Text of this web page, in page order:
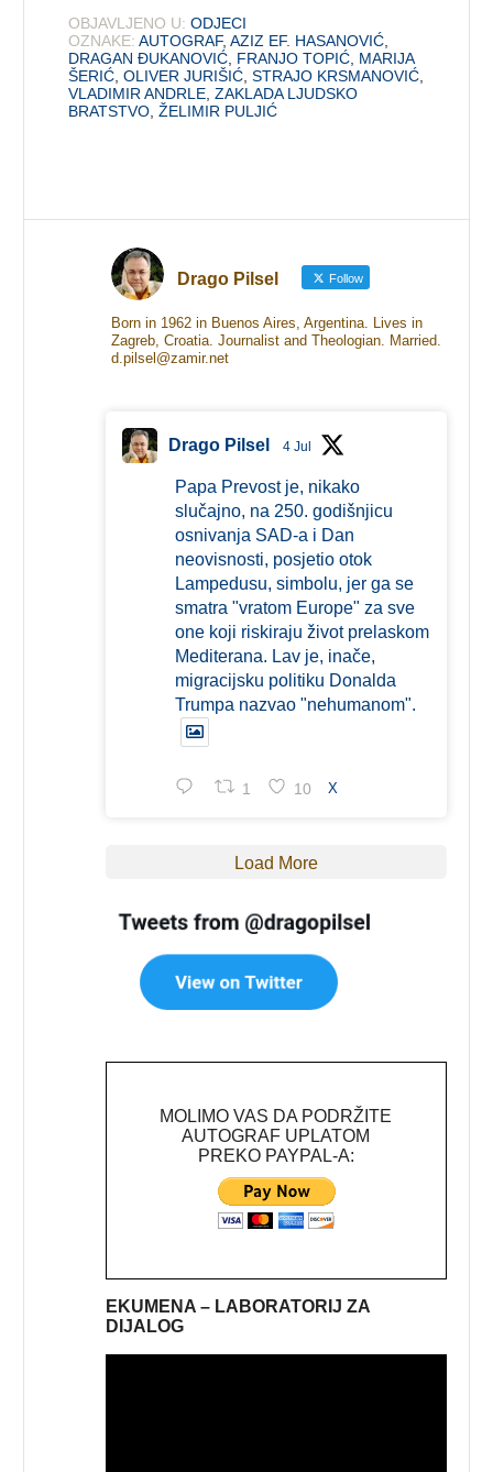
OBJAVLJENO U: ODJECI
OZNAKE: AUTOGRAF,AZIZ EF. HASANOVIĆ
DRAGAN ĐUKANOVIĆ FRANJO TOPIĆ MARIJA
ŠERIĆ ,OLIVER JURIŠIĆ ,STRAJO KRSMANOVIĆ
VLADIMIR ANDRLE ,ZAKLADA LJUDSKO
BRATSTVO ,ŽELIMIR PULJIĆ
Drago Pilsel Follow
Born in 1962 in Buenos Aires, Argentina. Lives in
Zagreb, Croatia. Journalist and Theologian. Married.
d.pilsel@zamir.net
Drago Pilsel 4 Jul
Papa Prevost je, nikako
slučajno, na 250. godišnjicu
osnivanja SAD-a i Dan
neovisnosti, posjetio otok
Lampedusu, simbolu, jer ga se
smatra "vratom Europe" za sve
one koji riskiraju život prelaskom
Mediterana. Lav je, inače,
migracijsku politiku Donalda
Trumpa nazvao "nehumanom".
1 10 X
Load More
MOLIMO VAS DA PODRŽITE
AUTOGRAF UPLATOM
PREKO PAYPAL-A:
EKUMENA – LABORATORIJ ZA
DIJALOG